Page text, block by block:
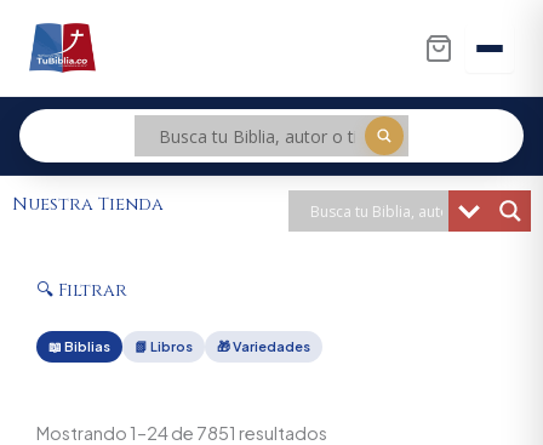
contenido
Nuestra Tienda
🔍 Filtrar
📖 Biblias 📗 Libros 🎁 Variedades
Mostrando 1–24 de 7851 resultados